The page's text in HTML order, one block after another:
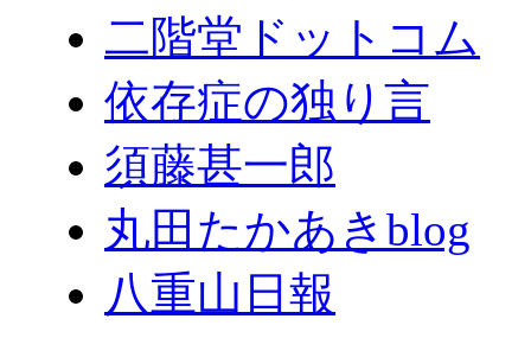
二階堂ドットコム
依存症の独り言
須藤甚一郎
丸田たかあきblog
八重山日報